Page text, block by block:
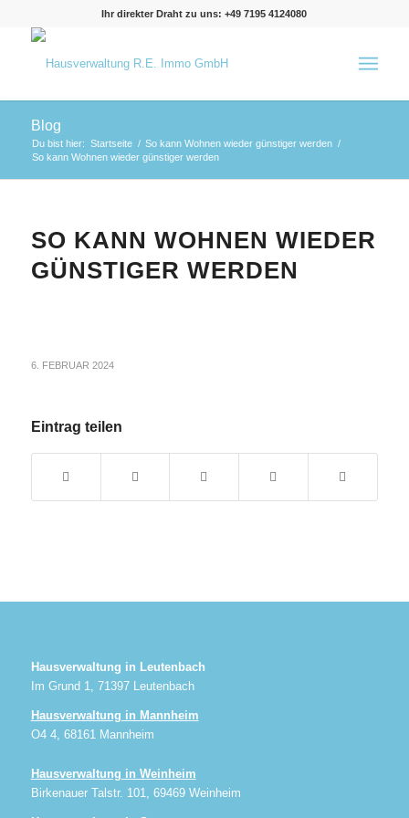
Ihr direkter Draht zu uns: +49 7195 4124080
Blog
Du bist hier: Startseite / So kann Wohnen wieder günstiger werden /
So kann Wohnen wieder günstiger werden
SO KANN WOHNEN WIEDER
GÜNSTIGER WERDEN
6. FEBRUAR 2024
Eintrag teilen
Hausverwaltung in Leutenbach
Im Grund 1, 71397 Leutenbach
Hausverwaltung in Mannheim
O4 4, 68161 Mannheim
Hausverwaltung in Weinheim
Birkenauer Talstr. 101, 69469 Weinheim